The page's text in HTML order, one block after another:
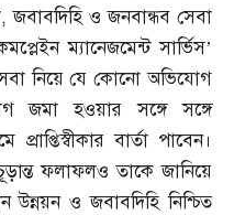
,জবাবদিহি ও জনবান্ধব সেবা
ম্যানেজমেন্ট সার্ভিস’
নিয়ে যে কোনো অভিযোগ
জমা হওয়ার সঙ্গে সঙ্গে
বার্তা পাবেন।
ফলাফলও তাকে জানিয়ে
ও জবাবদিহি নিশ্চিত